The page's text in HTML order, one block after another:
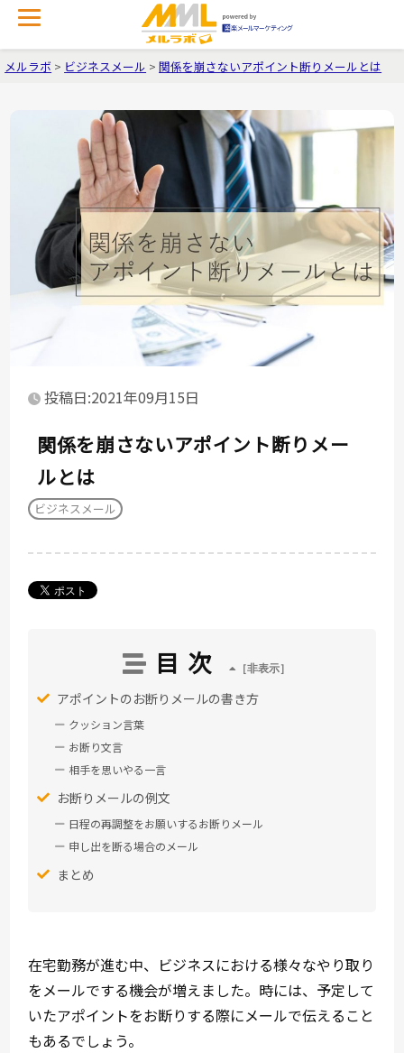
メルラボ > ビジネスメール >関係を崩さないアポイント断りメールとは
投稿日:2021年09月15日
関係を崩さないアポイント断りメー
ルとは
ビジネスメール
目次
アポイントのお断りメールの書き方
クッション言葉
お断り文言
相手を思いやる一言
お断りメールの例文
日程の再調整をお願いするお断りメール
申し出を断る場合のメール
まとめ
在宅勤務が進む中、ビジネスにおける様々なやり取り
をメールでする機会が増えました。時には、予定して
いたアポイントをお断りする際にメールで伝えること
もあるでしょう。